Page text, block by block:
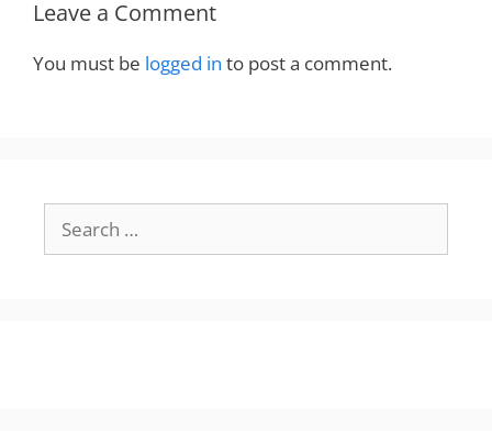
Leave a Comment
You must be logged in to post a comment.
for: